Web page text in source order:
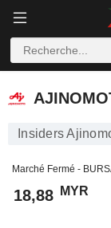
AJINOMOTO
Insiders
Marché Fermé -
18,88 MYR